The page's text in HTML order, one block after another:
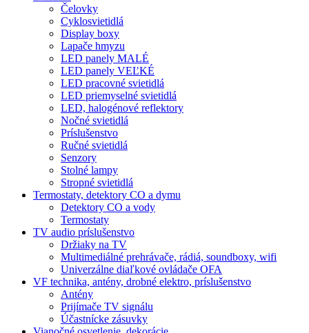
Čelovky
Cyklosvietidlá
Display boxy
Lapače hmyzu
LED panely MALÉ
LED panely VEĽKÉ
LED pracovné svietidlá
LED priemyselné svietidlá
LED, halogénové reflektory
Nočné svietidlá
Príslušenstvo
Ručné svietidlá
Senzory
Stolné lampy
Stropné svietidlá
Termostaty, detektory CO a dymu
Detektory CO a vody
Termostaty
TV audio príslušenstvo
Držiaky na TV
Multimediálné prehrávače, rádiá, soundboxy, wifi
Univerzálne diaľkové ovládače OFA
VF technika, antény, drobné elektro, príslušenstvo
Antény
Prijímače TV signálu
Účastnícke zásuvky